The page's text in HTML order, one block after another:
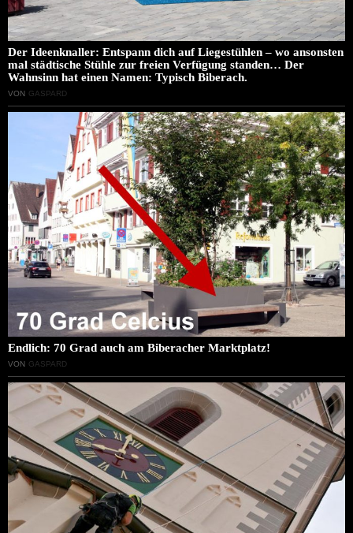
Der Ideenknaller: Entspann dich auf Liegestühlen – wo ansonsten
mal städtische Stühle zur freien Verfügung standen… Der
Wahnsinn hat einen Namen: Typisch Biberach.
VON GASPARD
Endlich: 70 Grad auch am Biberacher Marktplatz!
VON GASPARD